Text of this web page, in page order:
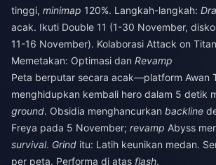
tinggi, minimap 120%. Langkah-langkah:
acak. Ikuti Double 11 (1-30 November,
11-16 November). Kolaborasi Attack on
Memetakan: Optimasi dan Revamp
Peta berputar secara acak—platform Awan
menghidupkan kembali hero dalam 5 detik
ground. Obsidia menghancurkan backline
Freya pada 5 November; revamp Abyss
survival. Grind itu: Latih keunikan medan.
per peta. Performa di atas flash.